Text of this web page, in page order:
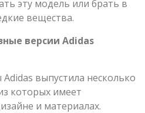
эту модель или брать в
вещества.
версии Adidas
выпустила несколько
которых имеет
и материалах.